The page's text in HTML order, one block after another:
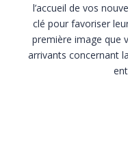
l’accueil de vos
clé pour favoriser
première image que
arrivants concernant